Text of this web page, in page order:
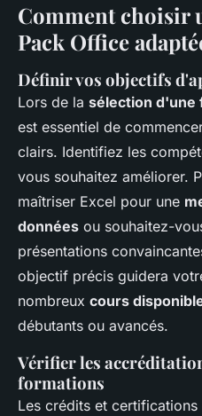
Comment choisir
Pack Office
Définir vos objectifs
Lors de la sélection d'une
est essentiel de
clairs. Identifiez les
vous souhaitez améliorer.
maîtriser Excel pour une
données ou souhaitez-
présentations
objectif précis guidera
nombreux cours
débutants ou avancés.
Vérifier les
formations
Les crédits et